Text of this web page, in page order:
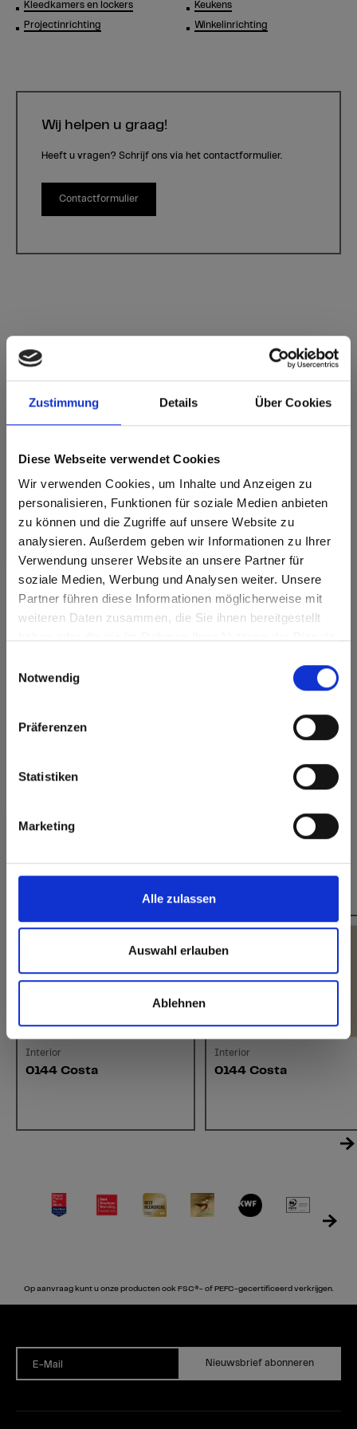
Zustimmung Details Über Cookies
Diese Webseite verwendet Cookies
Wir verwenden Cookies, um Inhalte und Anzeigen zu
personalisieren, Funktionen für soziale Medien anbieten
zu können und die Zugriffe auf unsere Website zu
analysieren. Außerdem geben wir Informationen zu Ihrer
Verwendung unserer Website an unsere Partner für
soziale Medien, Werbung und Analysen weiter. Unsere
Partner führen diese Informationen möglicherweise mit
weiteren Daten zusammen, die Sie ihnen bereitgestellt
Notwendig
Präferenzen
Statistiken
Marketing
Alle zulassen
Auswahl erlauben
Ablehnen
sr.modal is not closeable
Are you based in the Verenigde
Staten?
rest of the world!
Kleedkamers en lockers
Projectinrichting
Keukens
Winkelinrichting
Wij helpen u graag!
Heeft u vragen? Schrijf ons via het contactformulier.
Contactformulier
Max decorative laminates - HPL 0144 Costa
Deze kleur is niet richtinggebonden.
Dichtstbijzijnde CMYK-code: 2-8-24-28
Een vergelijking met het originele monster is altijd
Productkenmerken
Duurzaam
Gemakkelijk schoon te
maken
Slagvast Krasvast
Duurzaam gesloten
Splintervrij snijden,
Dit zou u ook kunnen interesseren:
Interior
0144 Costa
Interior
0144 Costa
Op aanvraag kunt u onze producten ook FSC®- of PEFC-gecertificeerd verkrijgen.
E-Mail Nieuwsbrief abonneren